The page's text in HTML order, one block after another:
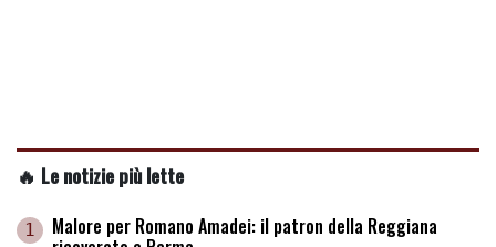
🔥 Le notizie più lette
1 Malore per Romano Amadei: il patron della Reggiana